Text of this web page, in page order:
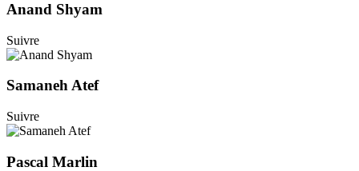
Anand Shyam
Suivre
Samaneh Atef
Suivre
Pascal Marlin